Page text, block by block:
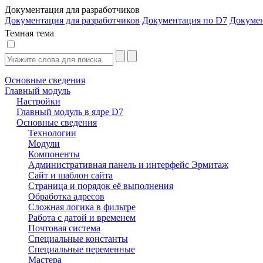
Документация для разработчиков
Документация для разработчиков Документация по D7
Темная тема
Основные сведения
Главный модуль
Настройки
Главный модуль в ядре D7
Основные сведения
Технологии
Модули
Компоненты
Административная панель и интерфейс Эрмитаж
Сайт и шаблон сайта
Страница и порядок её выполнения
Обработка адресов
Сложная логика в фильтре
Работа с датой и временем
Почтовая система
Специальные константы
Специальные переменные
Мастера